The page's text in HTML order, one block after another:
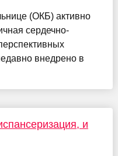
(ОКБ) активно
сердечно-
внедрено в
и